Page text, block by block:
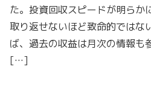
た。投資回収スピードが明らか
取り返せないほど致命的ではな
ば、過去の収益は月次の情報も
[…]